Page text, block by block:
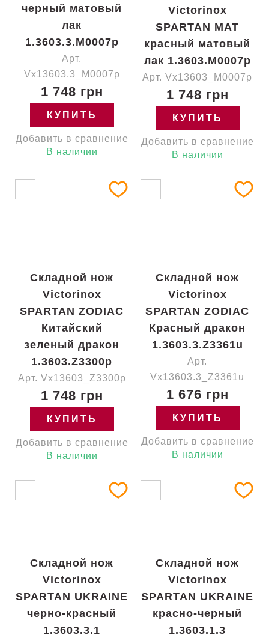
черный матовый
лак
1.3603.3.M0007p
Арт.
Vx13603.3_M0007p
1 748 грн
КУПИТЬ
Добавить в сравнение
В наличии
Victorinox
SPARTAN MAT
красный матовый
лак 1.3603.M0007p
Арт. Vx13603_M0007p
1 748 грн
КУПИТЬ
Добавить в сравнение
В наличии
Складной нож
Victorinox
SPARTAN ZODIAC
Китайский
зеленый дракон
1.3603.Z3300p
Арт. Vx13603_Z3300p
1 748 грн
КУПИТЬ
Добавить в сравнение
В наличии
Складной нож
Victorinox
SPARTAN ZODIAC
Красный дракон
1.3603.3.Z3361u
Арт.
Vx13603.3_Z3361u
1 676 грн
КУПИТЬ
Добавить в сравнение
В наличии
Складной нож
Victorinox
SPARTAN UKRAINE
черно-красный
1.3603.3.1
Складной нож
Victorinox
SPARTAN UKRAINE
красно-черный
1.3603.1.3